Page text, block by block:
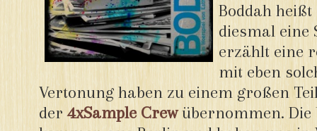
Boddah heißt
diesmal eine
erzählt eine
mit eben
Vertonung haben zu einem großen
der4xSample Crewübernommen. Die